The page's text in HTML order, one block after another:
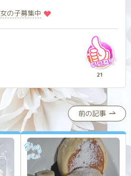
️女の子募集中
21
前の記事
Blog
@Rei